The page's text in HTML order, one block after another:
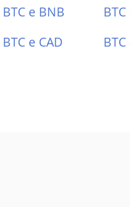
BTC e BNB BTC
BTC e CAD BTC